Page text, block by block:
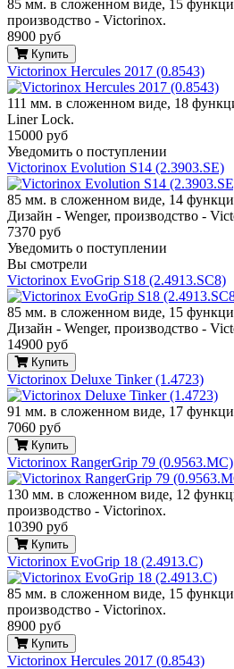
85 мм. в сложенном виде, 15
производство - Victorinox.
8900 руб
Купить
Victorinox Hercules 2017 (0.8543)
111 мм. в сложенном виде, 18
Liner Lock.
15000 руб
Уведомить о поступлении
Victorinox Evolution S14 (2.3903.SE)
85 мм. в сложенном виде, 14
Дизайн - Wenger, производство -
7370 руб
Уведомить о поступлении
Вы смотрели
Victorinox EvoGrip S18 (2.4913.SC8)
85 мм. в сложенном виде, 15
Дизайн - Wenger, производство -
14900 руб
Купить
Victorinox Deluxe Tinker (1.4723)
91 мм. в сложенном виде, 17
7060 руб
Купить
Victorinox RangerGrip 79 (0.9563.MC)
130 мм. в сложенном виде, 12
производство - Victorinox.
10390 руб
Купить
Victorinox EvoGrip 18 (2.4913.C)
85 мм. в сложенном виде, 15
производство - Victorinox.
8900 руб
Купить
Victorinox Hercules 2017 (0.8543)